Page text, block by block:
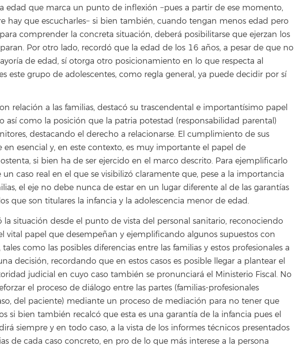
edad que marca un punto de inflexión −pues a partir de ese momento,
hay que escucharles− si bien también, cuando tengan menos edad pero
comprender la concreta situación, deberá posibilitarse que ejerzan los
Por otro lado, recordó que la edad de los 16 años, a pesar de que no
de edad, sí otorga otro posicionamiento en lo que respecta al
este grupo de adolescentes, como regla general, ya puede decidir por sí
relación a las familias, destacó su trascendental e importantísimo papel
así como la posición que la patria potestad (responsabilidad parental)
destacando el derecho a relacionarse. El cumplimiento de sus
en esencial y, en este contexto, es muy importante el papel de
si bien ha de ser ejercido en el marco descrito. Para ejemplificarlo
caso real en el que se visibilizó claramente que, pese a la importancia
el eje no debe nunca de estar en un lugar diferente al de las garantías
que son titulares la infancia y la adolescencia menor de edad.
la situación desde el punto de vista del personal sanitario, reconociendo
vital papel que desempeñan y ejemplificando algunos supuestos con
como las posibles diferencias entre las familias y estos profesionales a
decisión, recordando que en estos casos es posible llegar a plantear el
judicial en cuyo caso también se pronunciará el Ministerio Fiscal. No
el proceso de diálogo entre las partes (familias-profesionales
del paciente) mediante un proceso de mediación para no tener que
si bien también recalcó que esta es una garantía de la infancia pues el
siempre y en todo caso, a la vista de los informes técnicos presentados
de cada caso concreto, en pro de lo que más interese a la persona